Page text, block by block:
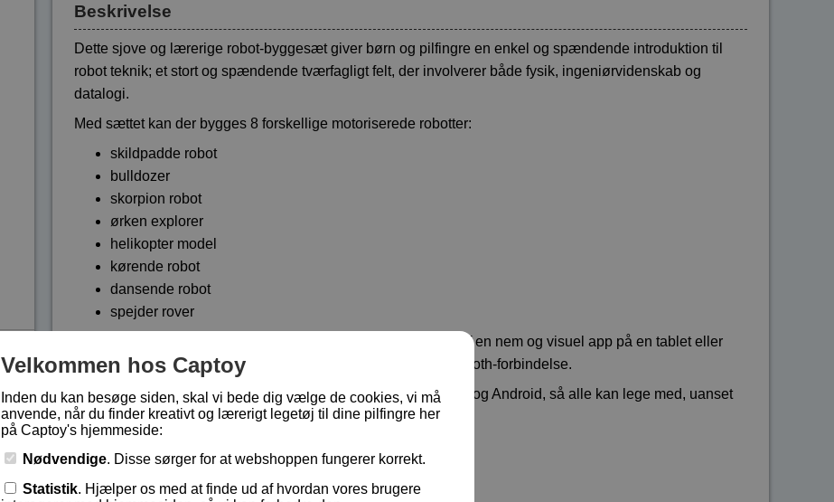
Beskrivelse
Dette sjove og lærerige robot-byggesæt giver børn og pilfingre en enkel og spændende introduktion til
robot teknik; et stort og spændende tværfagligt felt, der involverer både fysik, ingeniørvidenskab og
datalogi.
Med sættet kan der bygges 8 forskellige motoriserede robotter:
skildpadde robot
bulldozer
skorpion robot
ørken explorer
helikopter model
kørende robot
dansende robot
spejder rover
Når en robot er bygget færdig, programmeres den ved hjælp af en nem og visuel app på en tablet eller
smartphone. Forbindelsen til robotten går via en trådløs Bluetooth-forbindelse.
Den gratis app til programmering af robotterne fås både til iOS og Android, så alle kan lege med, uanset
hvilket styresystem de bruger.
App'en kan bruges til:
at styre robotten trådløst
at skrive programmer til at kontrollere robottens 2 motorer
Velkommen hos Captoy
Inden du kan besøge siden, skal vi bede dig vælge de cookies, vi må
anvende, når du finder kreativt og lærerigt legetøj til dine pilfingre her
på Captoy's hjemmeside:
Nødvendige. Disse sørger for at webshoppen fungerer korrekt.
Statistik. Hjælper os med at finde ud af hvordan vores brugere